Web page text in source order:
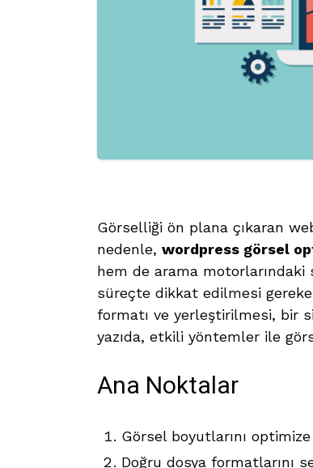
Görselliği ön plana çıkaran
nedenle, wordpress görsel
hem de arama motorlarındaki
süreçte dikkat edilmesi
formatı ve yerleştirilmesi, bir
yazıda, etkili yöntemler ile
Ana Noktalar
Görsel boyutlarını
Doğru dosya formatlarını